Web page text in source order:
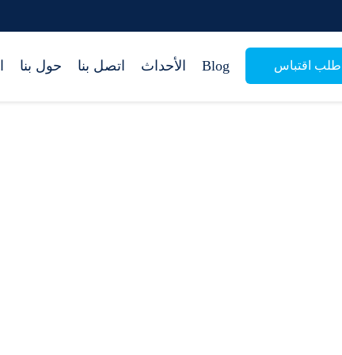
حول بنا اتصل بنا الأحداث Blog اقتباس